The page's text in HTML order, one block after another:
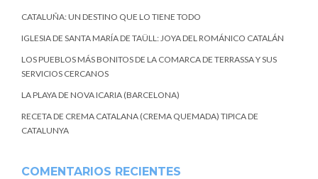
CATALUÑA: UN DESTINO QUE LO TIENE TODO
IGLESIA DE SANTA MARÍA DE TAÜLL: JOYA DEL ROMÁNICO CATALÁN
LOS PUEBLOS MÁS BONITOS DE LA COMARCA DE TERRASSA Y SUS
SERVICIOS CERCANOS
LA PLAYA DE NOVA ICARIA (BARCELONA)
RECETA DE CREMA CATALANA (CREMA QUEMADA) TIPICA DE
CATALUNYA
COMENTARIOS RECIENTES